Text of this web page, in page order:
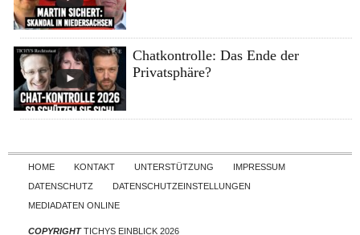
Chatkontrolle: Das Ende der
Privatsphäre?
Skip to content
HOME KONTAKT UNTERSTÜTZUNG
IMPRESSUM
DATENSCHUTZ
DATENSCHUTZEINSTELLUNGEN
MEDIADATEN ONLINE
COPYRIGHTTICHYS EINBLICK 2026